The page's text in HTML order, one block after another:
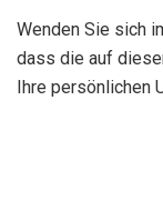
Wenden Sie sich
dass die auf
Ihre persönlichen